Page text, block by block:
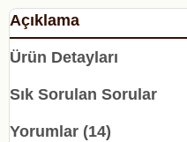
Açıklama
Ürün Detayları
Sık Sorulan Sorular
Yorumlar (14)